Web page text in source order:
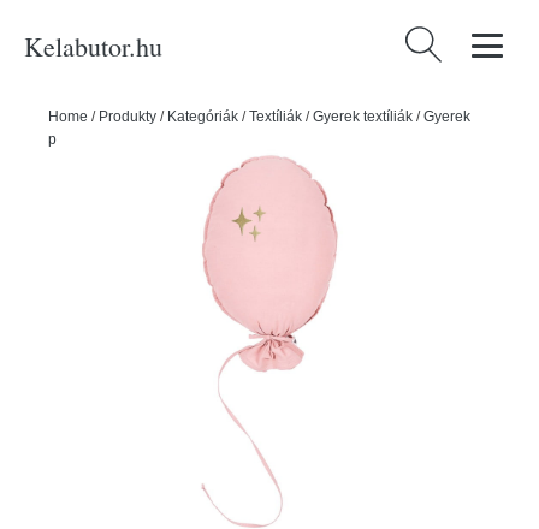
Kelabutor.hu Keresés:
Home / Produkty / Kategóriák /Textíliák /Gyerek textíliák /Gyerek
párnák